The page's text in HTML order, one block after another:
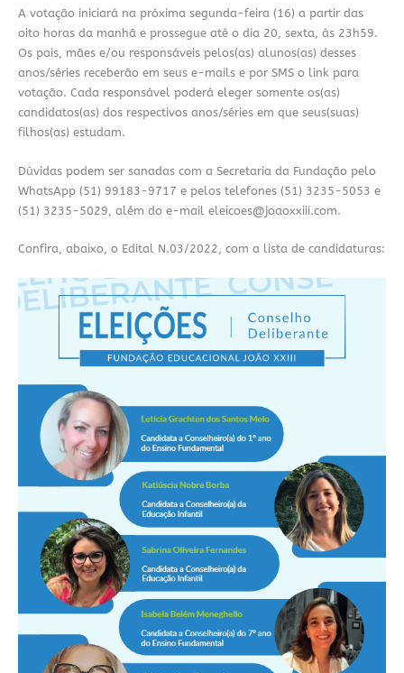
A votação iniciará na próxima segunda-feira (16) a partir das
oito horas da manhã e prossegue até o dia 20, sexta, às 23h59.
Os pais, mães e/ou responsáveis pelos(as) alunos(as) desses
anos/séries receberão em seus e-mails e por SMS o link para
votação. Cada responsável poderá eleger somente os(as)
candidatos(as) dos respectivos anos/séries em que seus(suas)
filhos(as) estudam.
Dúvidas podem ser sanadas com a Secretaria da Fundação pelo
WhatsApp (51) 99183-9717 e pelos telefones (51) 3235-5053 e
(51) 3235-5029, além do e-mail eleicoes@joaoxxiii.com.
Confira, abaixo, o Edital N.03/2022, com a lista de candidaturas: